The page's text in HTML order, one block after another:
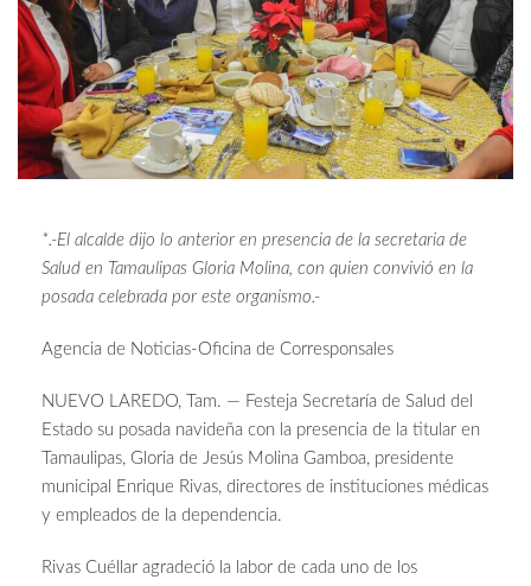
*.-El alcalde dijo lo anterior en presencia de la secretaria de
Salud en Tamaulipas Gloria Molina, con quien convivió en la
posada celebrada por este organismo.-
Agencia de Noticias-Oficina de Corresponsales
NUEVO LAREDO, Tam. — Festeja Secretaría de Salud del
Estado su posada navideña con la presencia de la titular en
Tamaulipas, Gloria de Jesús Molina Gamboa, presidente
municipal Enrique Rivas, directores de instituciones médicas
y empleados de la dependencia.
Rivas Cuéllar agradeció la labor de cada uno de los